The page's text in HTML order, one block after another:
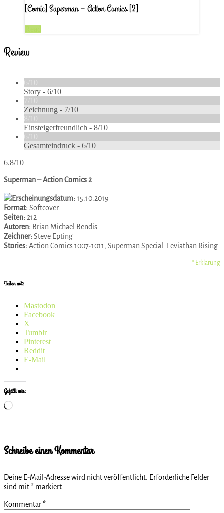
[Comic] Superman – Action Comics [2]
Review
6/10
Story - 6/10
7/10
Zeichnung - 7/10
8/10
Einsteigerfreundlich - 8/10
6/10
Gesamteindruck - 6/10
6.8/10
Superman – Action Comics 2
Erscheinungsdatum: 15.10.2019
Format: Softcover
Seiten: 212
Autoren: Brian Michael Bendis
Zeichner: Steve Epting
Stories: Action Comics 1007-1011, Superman Special: Leviathan Rising
* Erklärung
Teilen mit:
Mastodon
Facebook
X
Tumblr
Pinterest
Reddit
E-Mail
Gefällt mir:
Wird
Schreibe einen Kommentar
Deine E-Mail-Adresse wird nicht veröffentlicht. Erforderliche Felder
sind mit* markiert
Kommentar*